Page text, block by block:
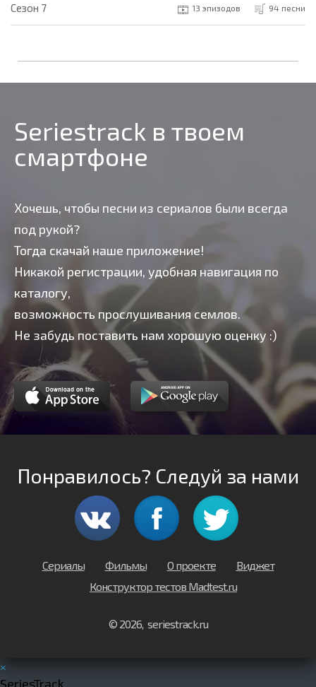
Cезон 7 13 эпизодов 94 песни
Seriestrack в твоем
смартфоне
Хочешь, чтобы песни из сериалов были всегда
под рукой?
Тогда скачай наше приложение!
Никакой регистрации, удобная навигация по
каталогу,
возможность прослушивания семлов.
Не забудь поставить нам хорошую оценку :)
Понравилось? Следуй за нами
Сериалы Фильмы О проекте
Виджет
Конструктор тестов Madtest.ru
© 2026, seriestrack.ru
×
SeriesTrack